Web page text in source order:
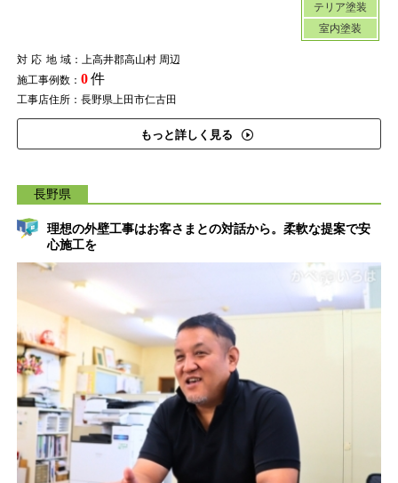
テリア塗装
室内塗装
対応地域：上高井郡高山村 周辺
施工事例数： 0件
工事店住所：長野県上田市仁古田
もっと詳しく見る
長野県
理想の外壁工事はお客さまとの対話から。柔軟な提案で安
心施工を